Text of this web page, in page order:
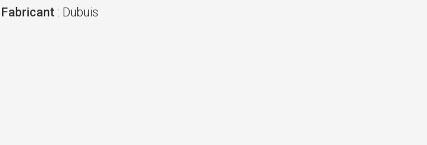
Fabricant : Dubuis